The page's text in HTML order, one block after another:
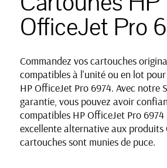
OfficeJet Pro
Commandez vos cartouches
compatibles à l'unité ou en lot
HP OfficeJet Pro 6974. Avec notre
garantie, vous pouvez avoir
compatibles HP OfficeJet Pro
excellente alternative aux produits
cartouches sont munies de puce.